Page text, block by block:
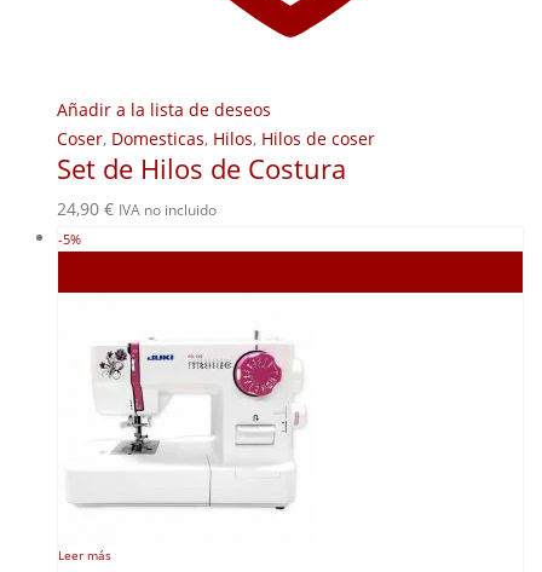
Añadir a la lista de deseos
Coser, Domesticas, Hilos, Hilos de coser
Set de Hilos de Costura
24,90 € IVA no incluido
-5%
Leer más